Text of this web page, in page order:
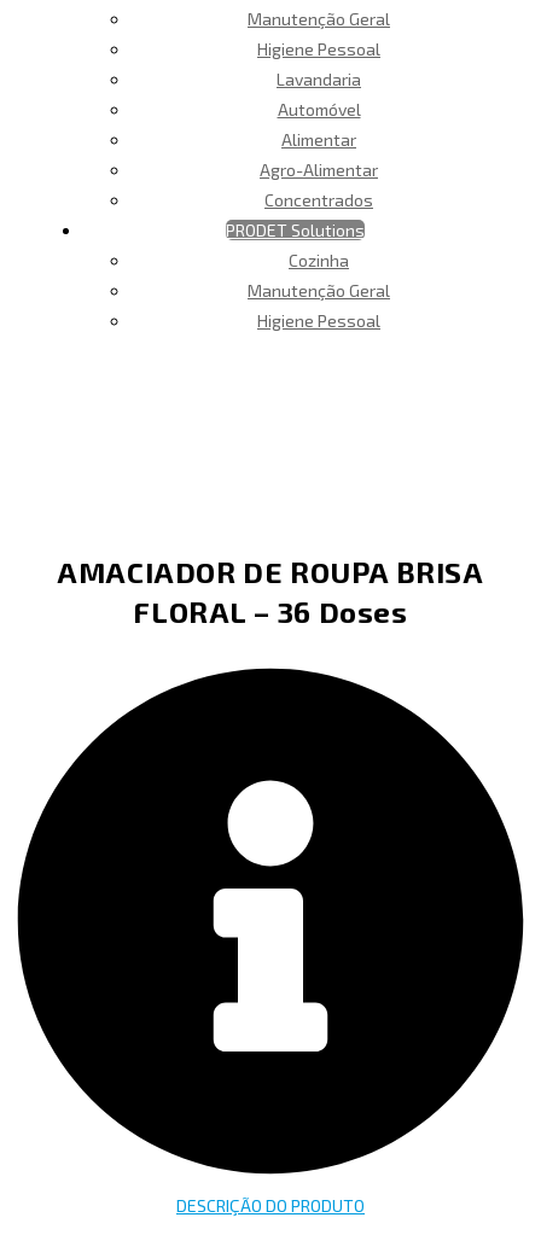
Manutenção Geral
Higiene Pessoal
Lavandaria
Automóvel
Alimentar
Agro-Alimentar
Concentrados
PRODET Solutions
Cozinha
Manutenção Geral
Higiene Pessoal
AMACIADOR DE ROUPA BRISA
FLORAL – 36 Doses
DESCRIÇÃO DO PRODUTO